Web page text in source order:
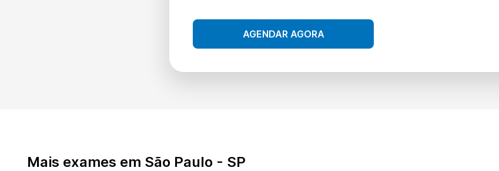
AGENDAR AGORA
Mais exames em São Paulo - SP